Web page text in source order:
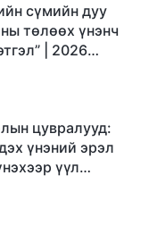
сүмийн дуу
төлөөх үнэнч
| 2026
цувралууд:
үнэний эрэл
үүл